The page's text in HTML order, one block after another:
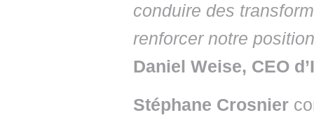
conduire des
renforcer notre
Daniel Weise, CEO
Stéphane Crosnier